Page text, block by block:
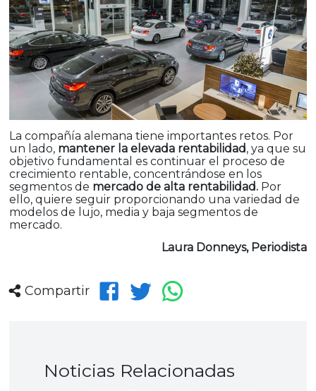
La compañía alemana tiene importantes retos. Por
un lado, mantener la elevada rentabilidad, ya que su
objetivo fundamental es continuar el proceso de
crecimiento rentable, concentrándose en los
segmentos de mercado de alta rentabilidad.Por
ello, quiere seguir proporcionando una variedad de
modelos de lujo, media y baja segmentos de
mercado.
Laura Donneys, Periodista
Compartir
Noticias Relacionadas